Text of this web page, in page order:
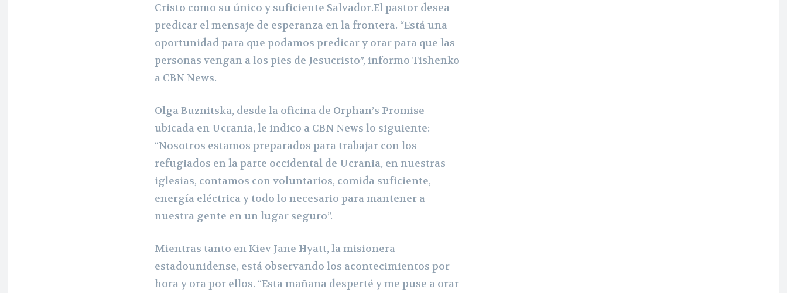
Cristo como su único y suficiente Salvador.El pastor desea
predicar el mensaje de esperanza en la frontera. “Está una
oportunidad para que podamos predicar y orar para que las
personas vengan a los pies de Jesucristo”, informo Tishenko
a CBN News.
Olga Buznitska, desde la oficina de Orphan’s Promise
ubicada en Ucrania, le indico a CBN News lo siguiente:
“Nosotros estamos preparados para trabajar con los
refugiados en la parte occidental de Ucrania, en nuestras
iglesias, contamos con voluntarios, comida suficiente,
energía eléctrica y todo lo necesario para mantener a
nuestra gente en un lugar seguro”.
Mientras tanto en Kiev Jane Hyatt, la misionera
estadounidense, está observando los acontecimientos por
hora y ora por ellos. “Esta mañana desperté y me puse a orar